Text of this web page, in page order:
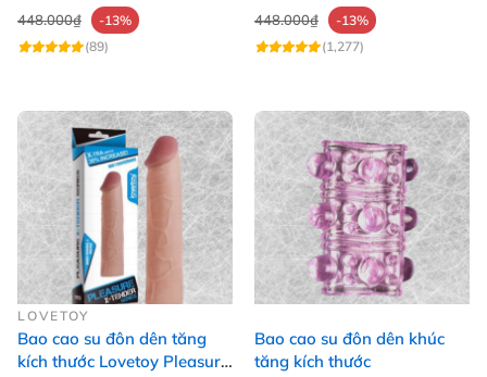
448.000₫
-13%
(89)
448.000₫
-13%
(1,277)
LOVETOY
Bao cao su đôn dên tăng
kích thước Lovetoy Pleasure
Bao cao su đôn dên khúc
tăng kích thước